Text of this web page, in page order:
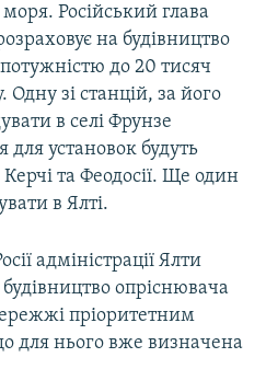
Російський глава
на будівництво
до 20 тисяч
Одну зі станцій, за його
в селі Фрунзе
для установок будуть
та Феодосії. Ще один
в Ялті.
адміністрації Ялти
опріснювача
пріоритетним
для нього вже визначена